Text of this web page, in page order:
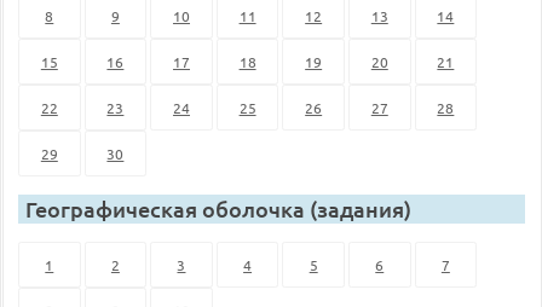
8 9 10 11 12 13 14
15 16 17 18 19 20 21
22 23 24 25 26 27 28
29 30
Географическая оболочка (задания)
1 2 3 4 5 6 7